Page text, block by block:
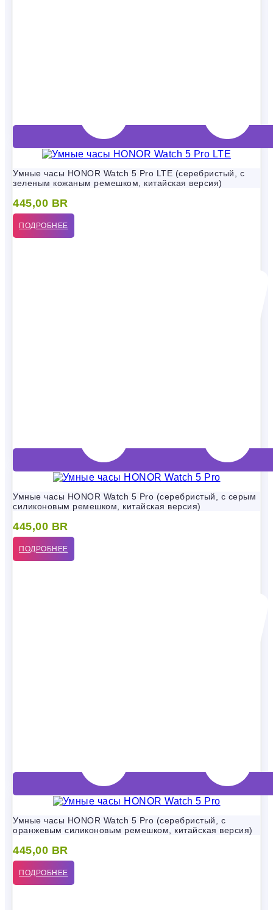
Умные часы HONOR Watch 5 Pro LTE (серебристый, с
зеленым кожаным ремешком, китайская версия)
445,00 BR
ПОДРОБНЕЕ
Умные часы HONOR Watch 5 Pro (серебристый, с серым
силиконовым ремешком, китайская версия)
445,00 BR
ПОДРОБНЕЕ
Умные часы HONOR Watch 5 Pro (серебристый, с
оранжевым силиконовым ремешком, китайская версия)
445,00 BR
ПОДРОБНЕЕ